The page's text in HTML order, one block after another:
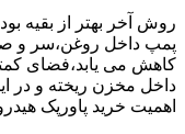
روش آخر بهتر از بقیه
پمپ داخل روغن،سر و
کاهش می یابد،فضای
داخل مخزن ریخته و در
اهمیت خرید پاورپک